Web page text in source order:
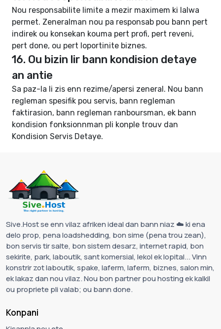
Nou responsabilite limite a mezir maximem ki lalwa
permet. Zeneralman nou pa responsab pou bann pert
indirek ou konsekan kouma pert profi, pert reveni,
pert done, ou pert loportinite biznes.
16. Ou bizin lir bann kondision detaye
an antie
Sa paz-la li zis enn rezime/apersi zeneral. Nou bann
regleman spesifik pou servis, bann regleman
faktirasion, bann regleman ranboursman, ek bann
kondision fonksionnman pli konple trouv dan
Kondision Servis Detaye.
Sive.Host se enn vilaz afriken ideal dan bann niaz ☁️ ki ena
delo prop, pena loadshedding, bon sime (pena trou zean),
bon servis tir salte, bon sistem desarz, internet rapid, bon
sekirite, park, laboutik, sant komersial, lekol ek lopital... Vinn
konstrir zot laboutik, spake, laferm, laferm, biznes, salon min,
ek lakaz dan nou vilaz. Nou bon partner pou hosting ek kalkil
ou propriete pli valab; ou bann done.
Konpani